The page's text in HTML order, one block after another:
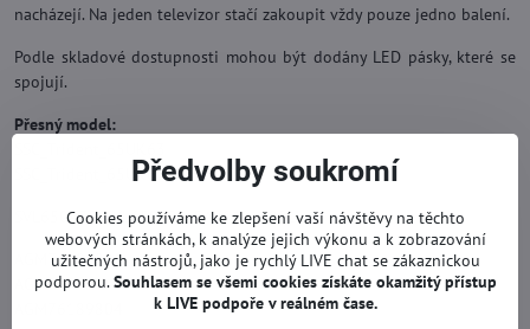
nacházejí. Na jeden televizor stačí zakoupit vždy pouze jedno balení.
Podle skladové dostupnosti mohou být dodány LED pásky, které se
spojují.
Přesný model:
SSC_Trident_65UK65
SVL650A75, SVL650A95, EAV64013801
AGM76189801
AGF30214701
Předvolby soukromí
Cookies používáme ke zlepšení vaší návštěvy na těchto
webových stránkách, k analýze jejich výkonu a k zobrazování
užitečných nástrojů, jako je rychlý LIVE chat se zákaznickou
podporou.Souhlasem se všemi cookies získáte okamžitý přístup
k LIVE podpoře v reálném čase.